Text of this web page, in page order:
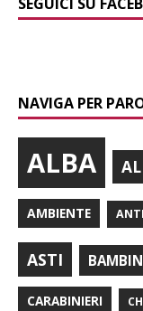
NAVIGA PER
ALBA
AMBIENTE
ASTI
CARABINIERI